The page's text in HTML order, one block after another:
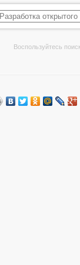
Воспользуйтесь